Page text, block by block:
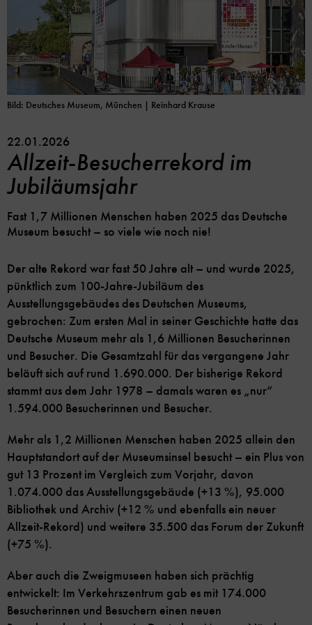
Bild: Deutsches Museum, München | Reinhard Krause
22.01.2026
Allzeit-Besucherrekord im
Jubiläumsjahr
Fast 1,7 Millionen Menschen haben 2025 das Deutsche
Museum besucht – so viele wie noch nie!
Der alte Rekord war fast 50 Jahre alt – und wurde 2025,
pünktlich zum 100-Jahre-Jubiläum des
Ausstellungsgebäudes des Deutschen Museums,
gebrochen: Zum ersten Mal in seiner Geschichte hatte das
Deutsche Museum mehr als 1,6 Millionen Besucherinnen
und Besucher. Die Gesamtzahl für das vergangene Jahr
beläuft sich auf rund 1.690.000. Der bisherige Rekord
stammt aus dem Jahr 1978 – damals waren es „nur“
1.594.000 Besucherinnen und Besucher.
Mehr als 1,2 Millionen Menschen haben 2025 allein den
Hauptstandort auf der Museumsinsel besucht – ein Plus von
gut 13 Prozent im Vergleich zum Vorjahr, davon
1.074.000 das Ausstellungsgebäude (+13 %), 95.000
Bibliothek und Archiv (+12 % und ebenfalls ein neuer
Allzeit-Rekord) und weitere 35.500 das Forum der Zukunft
(+75 %).
Aber auch die Zweigmuseen haben sich prächtig
entwickelt: Im Verkehrszentrum gab es mit 174.000
Besucherinnen und Besuchern einen neuen